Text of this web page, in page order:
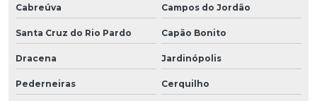
Cabreúva Campos do Jordão
Santa Cruz do Rio Pardo Capão Bonito
Dracena Jardinópolis
Pederneiras Cerquilho